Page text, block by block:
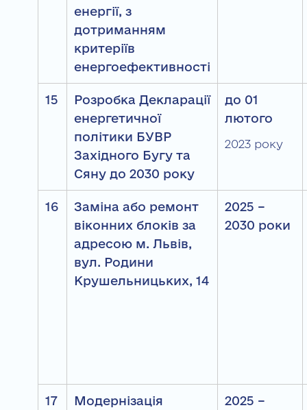
енергії, з
дотриманням
критеріїв
енергоефективності
15
Розробка Декларації
енергетичної
політики БУВР
Західного Бугу та
Сяну до 2030 року
до 01
лютого
2023 року
16
Заміна або ремонт
віконних блоків за
адресою м. Львів,
вул. Родини
Крушельницьких, 14
2025 –
2030 роки
17 Модернізація 2025 –